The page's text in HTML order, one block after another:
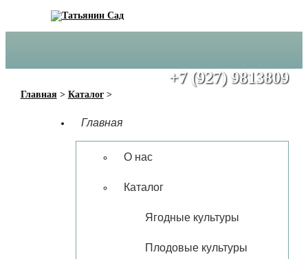
+7 (927) 9813809
Главная
О нас
Каталог
Ягодные культуры
Плодовые культуры
Главная> Каталог>